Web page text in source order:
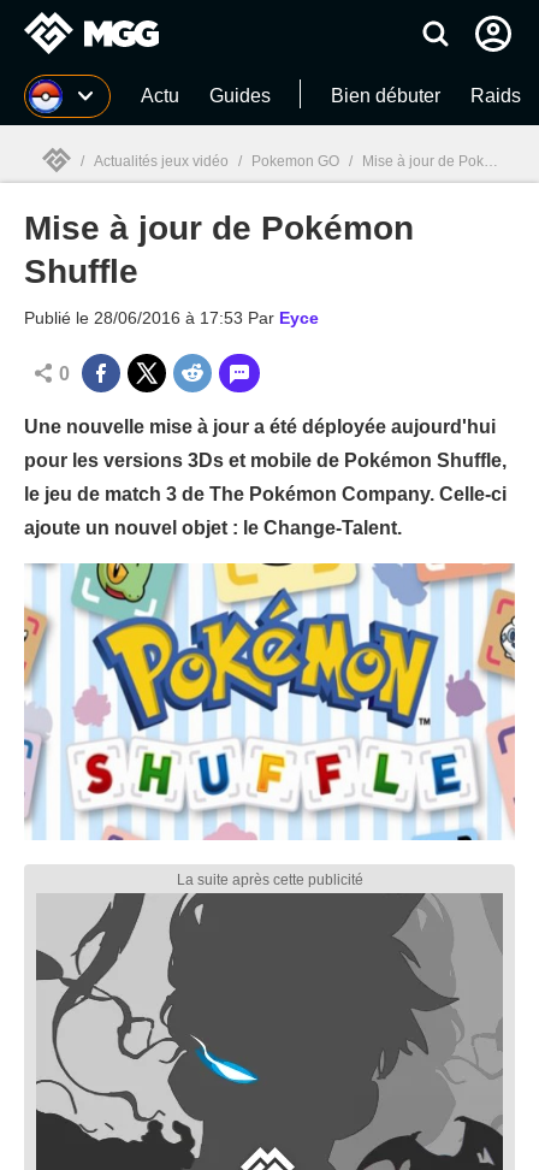
MGG Actu Guides Bien débuter Raids
MGG
/ Actualités jeux vidéo / Pokemon GO / Mise à jour de Pokémon Shuffle
Mise à jour de Pokémon
Shuffle
Publié le 28/06/2016 à 17:53 Par Eyce
0
Une nouvelle mise à jour a été déployée aujourd'hui
pour les versions 3Ds et mobile de Pokémon Shuffle,
le jeu de match 3 de The Pokémon Company. Celle-ci
ajoute un nouvel objet : le Change-Talent.